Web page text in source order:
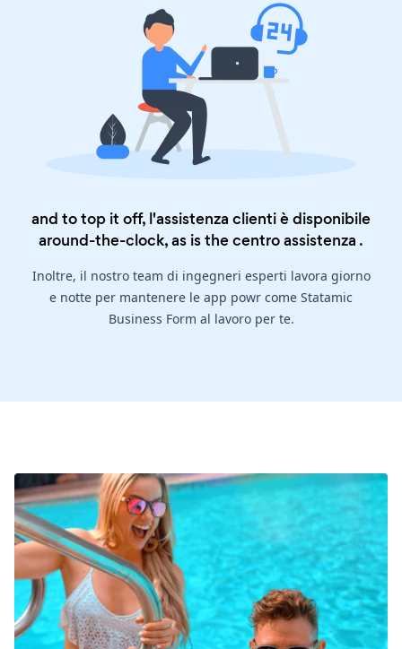
and to top it off, l'assistenza clienti è disponibile
around-the-clock, as is thecentro assistenza .
Inoltre, il nostro team di ingegneri esperti lavora giorno
e notte per mantenere le app powr come Statamic
Business Form al lavoro per te.